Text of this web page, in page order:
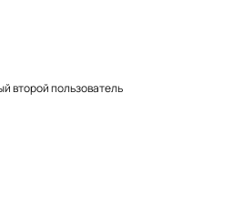
второй пользователь